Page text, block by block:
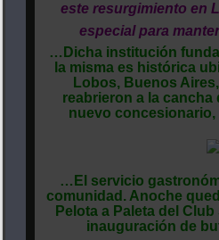
este resurgimiento en
especial para
…Dicha institución
la misma es histórica
Lobos, Buenos
reabrieron a la cancha
nuevo
…El servicio
comunidad. Anoche
Pelota a Paleta del
inauguración de